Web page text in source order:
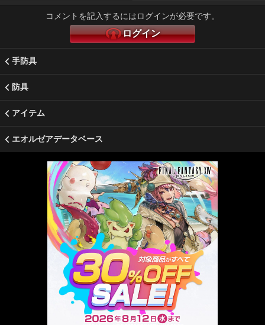
コメントを記入するにはログインが必要です。
ログイン
手防具
防具
アイテム
エオルゼアデータベース